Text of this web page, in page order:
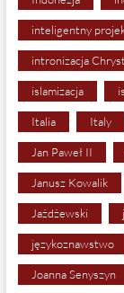
inteligentny
intronizacja
islamizacja
Italia Italy
Jan Paweł II
Janusz Kowalik
Jażdżewski
językoznawstwo
Joanna Senyszyn